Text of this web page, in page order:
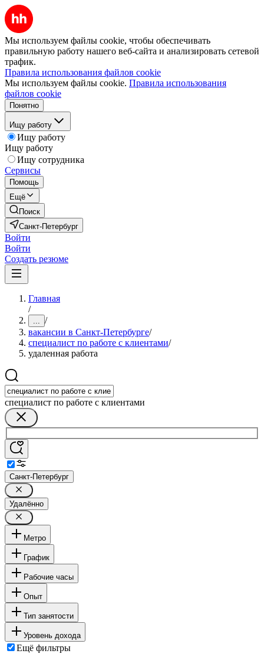
Мы используем файлы cookie, чтобы обеспечивать
правильную работу нашего веб-сайта и анализировать сетевой
трафик.
Правила использования файлов cookie
Мы используем файлы cookie. Правила использования
файлов cookie
Понятно
Ищу работу
Ищу работу
Ищу работу
Ищу сотрудника
Сервисы
Помощь
Ещё
Поиск
Санкт-Петербург
Войти
Войти
Создать резюме
Главная
/
... /
вакансии в Санкт-Петербурге/
специалист по работе с клиентами/
удаленная работа
специалист по работе с клиентами
Санкт-Петербург
Удалённо
Метро
График
Рабочие часы
Опыт
Тип занятости
Уровень дохода
Ещё фильтры